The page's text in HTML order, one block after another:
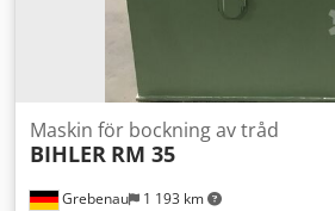
Grebenau 1 193 km
Maskin för bockning av tråd
BIHLER RM 35